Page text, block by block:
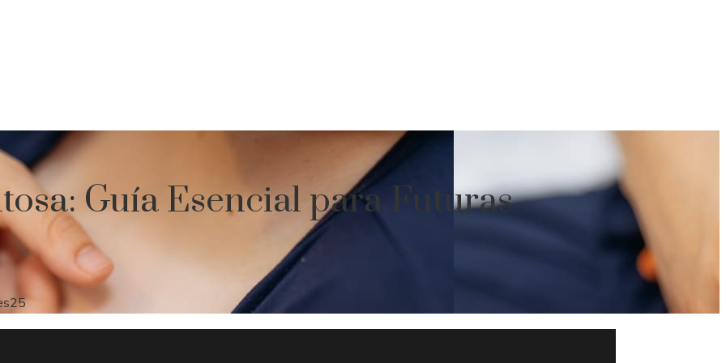
Guía Esencial para Futuras
25